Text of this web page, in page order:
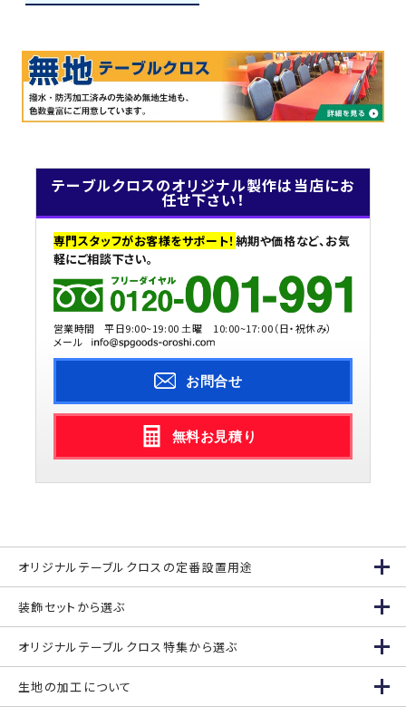
テーブルクロスのオリジナル製作は当店にお
任せ下さい！
専門スタッフがお客様をサポート！ 納期や価格など、お気
軽にご相談下さい。
営業時間
平日9:00~19:00 土曜 10:00~17:00（日・祝休み）
メール
お問合せ
無料お見積り
オリジナルテーブルクロスの定番設置用途
装飾セットから選ぶ
オリジナルテーブルクロス特集から選ぶ
生地の加工について